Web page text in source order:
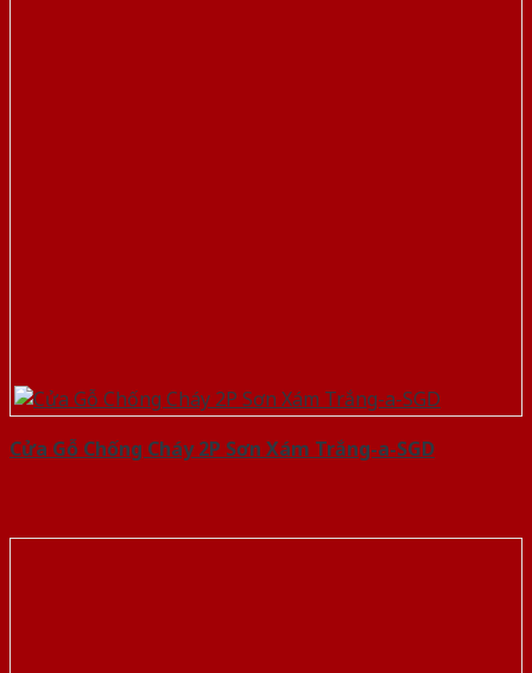
Cửa Gỗ Chống Cháy 2P Sơn Xám Trắng-a-SGD